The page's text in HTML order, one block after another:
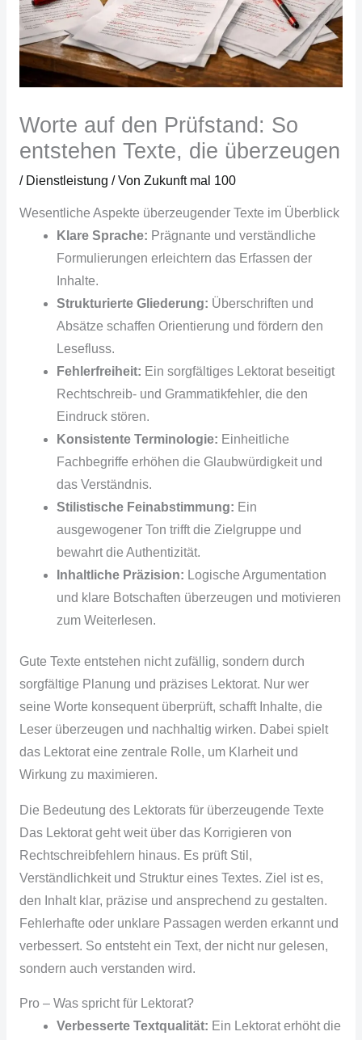
Worte auf den Prüfstand: So
entstehen Texte, die überzeugen
/ Dienstleistung / Von Zukunft mal 100
Wesentliche Aspekte überzeugender Texte im Überblick
Klare Sprache: Prägnante und verständliche
Formulierungen erleichtern das Erfassen der
Inhalte.
Strukturierte Gliederung: Überschriften und
Absätze schaffen Orientierung und fördern den
Lesefluss.
Fehlerfreiheit: Ein sorgfältiges Lektorat beseitigt
Rechtschreib- und Grammatikfehler, die den
Eindruck stören.
Konsistente Terminologie: Einheitliche
Fachbegriffe erhöhen die Glaubwürdigkeit und
das Verständnis.
Stilistische Feinabstimmung: Ein
ausgewogener Ton trifft die Zielgruppe und
bewahrt die Authentizität.
Inhaltliche Präzision: Logische Argumentation
und klare Botschaften überzeugen und motivieren
zum Weiterlesen.
Gute Texte entstehen nicht zufällig, sondern durch
sorgfältige Planung und präzises Lektorat. Nur wer
seine Worte konsequent überprüft, schafft Inhalte, die
Leser überzeugen und nachhaltig wirken. Dabei spielt
das Lektorat eine zentrale Rolle, um Klarheit und
Wirkung zu maximieren.
Die Bedeutung des Lektorats für überzeugende Texte
Das Lektorat geht weit über das Korrigieren von
Rechtschreibfehlern hinaus. Es prüft Stil,
Verständlichkeit und Struktur eines Textes. Ziel ist es,
den Inhalt klar, präzise und ansprechend zu gestalten.
Fehlerhafte oder unklare Passagen werden erkannt und
verbessert. So entsteht ein Text, der nicht nur gelesen,
sondern auch verstanden wird.
Pro – Was spricht für Lektorat?
Verbesserte Textqualität: Ein Lektorat erhöht die